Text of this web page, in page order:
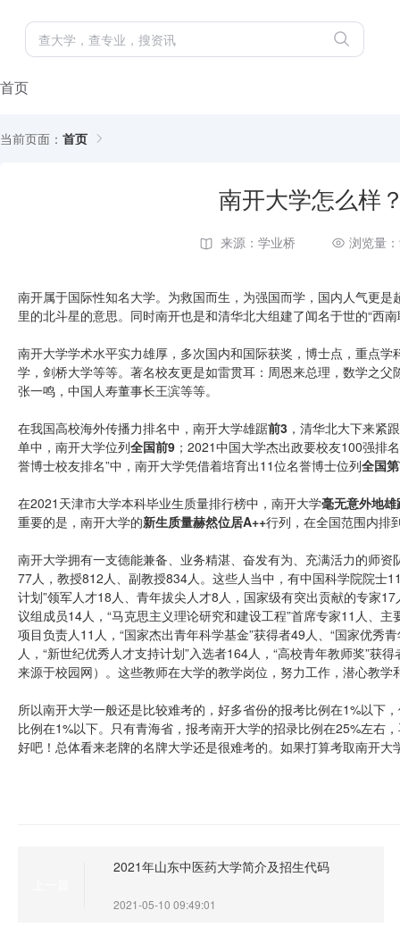
首页
当前页面： 首页
南开大学怎么样
来源：学业桥 浏览量
南开属于国际性知名大学。为救国而生，为强国而学，国内人气更
里的北斗星的意思。同时南开也是和清华北大组建了闻名于世的“西南
南开大学学术水平实力雄厚，多次国内和国际获奖，博士点，重点
学，剑桥大学等等。著名校友更是如雷贯耳：周恩来总理，数学之
张一鸣，中国人寿董事长王滨等等。
在我国高校海外传播力排名中，南开大学雄踞前3 ，清华北大下来紧
单中，南开大学位列全国前9 ；2021中国大学杰出政要校友100强排
誉博士校友排名”中，南开大学凭借着培育出11位名誉博士位列全国
在2021天津市大学本科毕业生质量排行榜中，南开大学毫无意外地
重要的是，南开大学的新生质量赫然位居A++行列，在全国范围内排
南开大学拥有一支德能兼备、业务精湛、奋发有为、充满活力的师
77人，教授812人、副教授834人。这些人当中，有中国科学院院士
计划”领军人才18人、青年拔尖人才8人，国家级有突出贡献的专家
议组成员14人，“马克思主义理论研究和建设工程”首席专家11人、
项目负责人11人，“国家杰出青年科学基金”获得者49人、“国家优秀
人，“新世纪优秀人才支持计划”入选者164人，“高校青年教师奖”获
来源于校园网）。这些教师在大学的教学岗位，努力工作，潜心教
所以南开大学一般还是比较难考的，好多省份的报考比例在1%以下
比例在1%以下。只有青海省，报考南开大学的招录比例在25%左右
好吧！总体看来老牌的名牌大学还是很难考的。如果打算考取南开大
2021年山东中医药大学简介及招生代码
2021-05-10 09:49:01